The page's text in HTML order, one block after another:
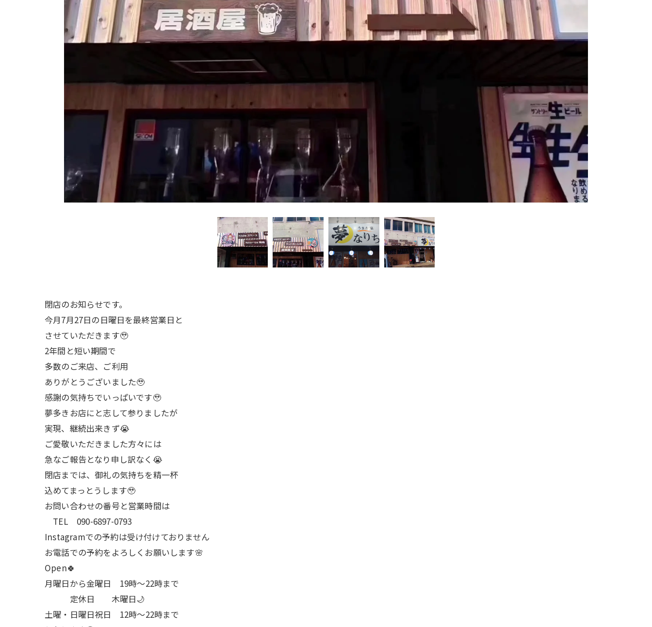
閉店のお知らせです。
今月7月27日の日曜日を最終営業日と
させていただきます🥹
2年間と短い期間で
多数のご来店、ご利用
ありがとうございました🥹
感謝の気持ちでいっぱいです🥹
夢多きお店にと志して参りましたが
実現、継続出来きず😭
ご愛敬いただきました方々には
急なご報告となり申し訳なく😭
閉店までは、御礼の気持ちを精一杯
込めてまっとうします🥹
お問い合わせの番号と営業時間は
TEL 090-6897-0793
Instagramでの予約は受け付けておりません
お電話での予約をよろしくお願いします🌸
Open🍀
月曜日から金曜日 19時～22時まで
定休日 木曜日🌙
土曜・日曜日祝日 12時〜22時まで